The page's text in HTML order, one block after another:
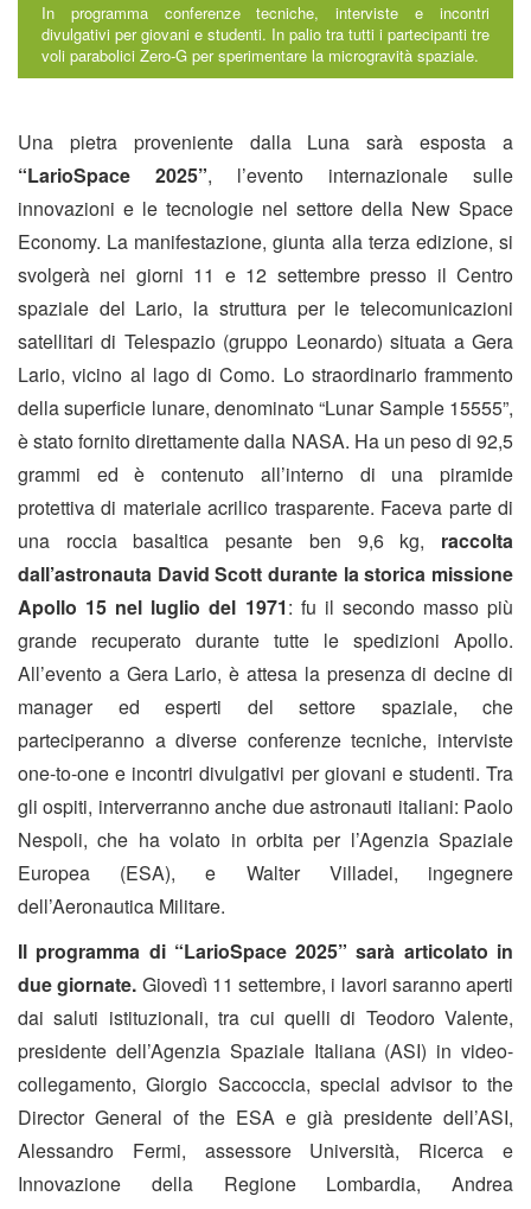
In programma conferenze tecniche, interviste e incontri
divulgativi per giovani e studenti. In palio tra tutti i partecipanti tre
voli parabolici Zero-G per sperimentare la microgravità spaziale.
Una pietra proveniente dalla Luna sarà esposta a
“LarioSpace 2025”, l’evento internazionale sulle
innovazioni e le tecnologie nel settore della New Space
Economy. La manifestazione, giunta alla terza edizione, si
svolgerà nei giorni 11 e 12 settembre presso il Centro
spaziale del Lario, la struttura per le telecomunicazioni
satellitari di Telespazio (gruppo Leonardo) situata a Gera
Lario, vicino al lago di Como. Lo straordinario frammento
della superficie lunare, denominato “Lunar Sample 15555”,
è stato fornito direttamente dalla NASA. Ha un peso di 92,5
grammi ed è contenuto all’interno di una piramide
protettiva di materiale acrilico trasparente. Faceva parte di
una roccia basaltica pesante ben 9,6 kg, raccolta
dall’astronauta David Scott durante la storica missione
Apollo 15 nel luglio del 1971: fu il secondo masso più
grande recuperato durante tutte le spedizioni Apollo.
All’evento a Gera Lario, è attesa la presenza di decine di
manager ed esperti del settore spaziale, che
parteciperanno a diverse conferenze tecniche, interviste
one-to-one e incontri divulgativi per giovani e studenti. Tra
gli ospiti, interverranno anche due astronauti italiani: Paolo
Nespoli, che ha volato in orbita per l’Agenzia Spaziale
Europea (ESA), e Walter Villadei, ingegnere
dell’Aeronautica Militare.
Il programma di “LarioSpace 2025” sarà articolato in
due giornate. Giovedì 11 settembre, i lavori saranno aperti
dai saluti istituzionali, tra cui quelli di Teodoro Valente,
presidente dell’Agenzia Spaziale Italiana (ASI) in video-
collegamento, Giorgio Saccoccia, special advisor to the
Director General of the ESA e già presidente dell’ASI,
Alessandro Fermi, assessore Università, Ricerca e
Innovazione della Regione Lombardia, Andrea